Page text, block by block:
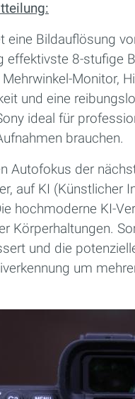
eine Bildauflösung
effektivste 8-stufige
Monitor,
und eine
ideal für
brauchen.
Autofokus der
auf KI (Künstlicher
hochmoderne KI-
Körperhaltungen.
und die
um